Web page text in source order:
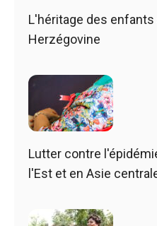
L'héritage des
Herzégovine
Lutter contre
l'Est et en Asie